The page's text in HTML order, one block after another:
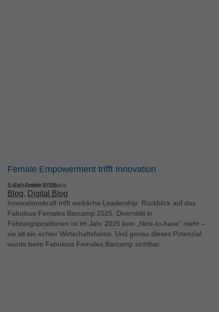
Female Empowerment trifft Innovation
Sarah Trede-Kritikakis
2. Dezember 2025
Blog, Digital Blog
Innovationskraft trifft weibliche Leadership: Rückblick auf das
Fabulous Females Barcamp 2025. Diversität in
Führungspositionen ist im Jahr 2025 kein „Nice-to-have” mehr –
sie ist ein echter Wirtschaftsfaktor. Und genau dieses Potenzial
wurde beim Fabulous Females Barcamp sichtbar.